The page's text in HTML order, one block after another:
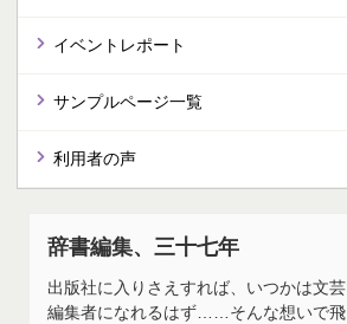
イベントレポート
サンプルページ一覧
利用者の声
辞書編集、三十七年
出版社に入りさえすれば、いつかは文芸
編集者になれるはず……そんな想いで飛